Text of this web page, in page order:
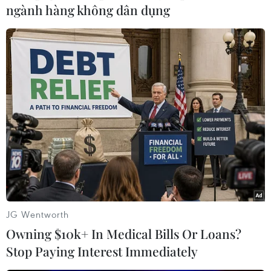
#Cà Mau #Cá sấu #Sập hàng rào
#Xổng chuồng
Cà Mau
Theo dõi VietnamPlus
ngành hàng không dân dụng
JG Wentworth
Owning $10k+ In Medical Bills Or Loans?
Stop Paying Interest Immediately